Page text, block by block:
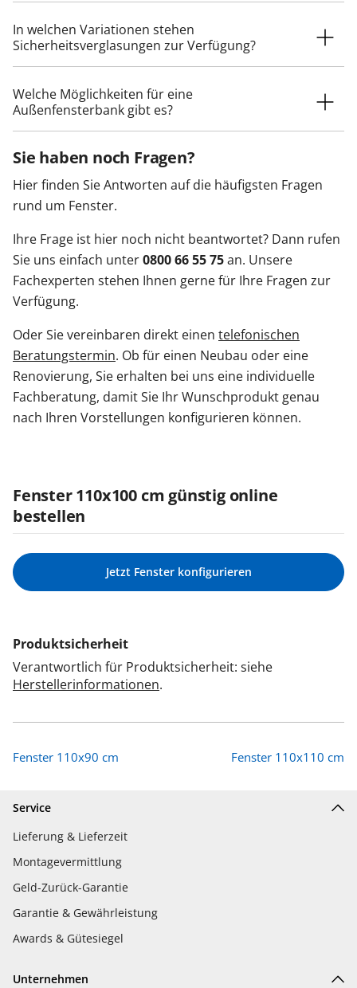
In welchen Variationen stehen
Sicherheitsverglasungen zur Verfügung?
Welche Möglichkeiten für eine
Außenfensterbank gibt es?
Sie haben noch Fragen?
Hier finden Sie Antworten auf die häufigsten Fragen
rund um Fenster.
Ihre Frage ist hier noch nicht beantwortet? Dann rufen
Sie uns einfach unter0800 66 55 75an. Unsere
Fachexperten stehen Ihnen gerne für Ihre Fragen zur
Verfügung.
Oder Sie vereinbaren direkt einen telefonischen
Beratungstermin. Ob für einen Neubau oder eine
Renovierung, Sie erhalten bei uns eine individuelle
Fachberatung, damit Sie Ihr Wunschprodukt genau
nach Ihren Vorstellungen konfigurieren können.
Fenster 110x100 cm günstig online
bestellen
Jetzt Fenster konfigurieren
Produktsicherheit
Verantwortlich für Produktsicherheit: siehe
Herstellerinformationen.
Fenster 110x90 cm Fenster 110x110 cm
Service
Lieferung & Lieferzeit
Montagevermittlung
Geld-Zurück-Garantie
Garantie & Gewährleistung
Awards & Gütesiegel
Unternehmen